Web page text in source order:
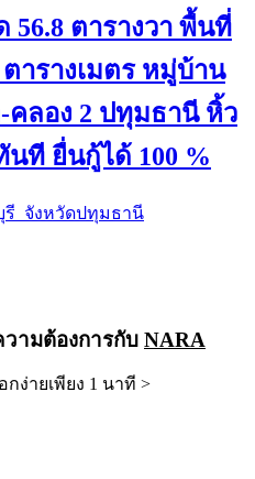
ตารางวา พื้นที่
ารางเมตร หมู่บ้าน
คลอง 2 ปทุมธานี หิ้ว
นที ยื่นกู้ได้ 100 %
รี จังหวัดปทุมธานี
ามต้องการกับ NARA
ง่ายเพียง 1 นาที >